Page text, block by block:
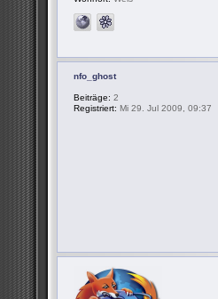
nfo_ghost
Beiträge: 2
Registriert: Mi 29. Jul 2009, 09:37